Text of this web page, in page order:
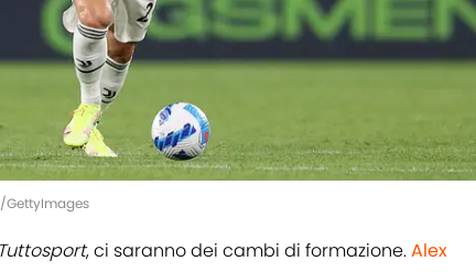
GettyImages
Tuttosport, ci saranno dei cambi di formazione.Alex